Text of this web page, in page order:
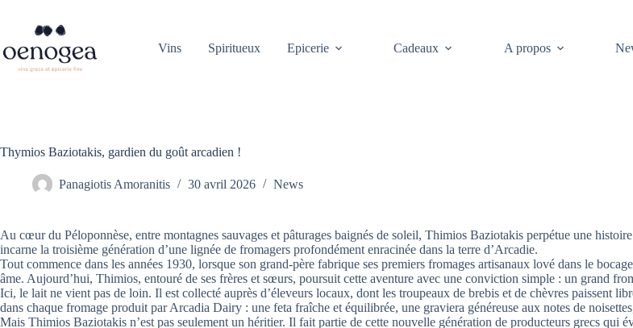
contenu
Vins
Spiritueux Epicerie Cadeaux A propos
Thymios Baziotakis, gardien du goût arcadien !
Panagiotis Amoranitis 30 avril 2026 News
Au cœur du Péloponnèse, entre montagnes sauvages et pâturages baignés de soleil, Thimios Baziotakis perpétue une
incarne la troisième génération d’une lignée de fromagers profondément enracinée dans la terre d’Arcadie.
Tout commence dans les années 1930, lorsque son grand-père fabrique ses premiers fromages artisanaux lové dans le
âme. Aujourd’hui, Thimios, entouré de ses frères et sœurs, poursuit cette aventure avec une conviction simple : un grand
Ici, le lait ne vient pas de loin. Il est collecté auprès d’éleveurs locaux, dont les troupeaux de brebis et de chèvres paissent
dans chaque fromage produit par Arcadia Dairy : une feta fraîche et équilibrée, une graviera généreuse aux notes de
Mais Thimios Baziotakis n’est pas seulement un héritier. Il fait partie de cette nouvelle génération de producteurs grecs qui